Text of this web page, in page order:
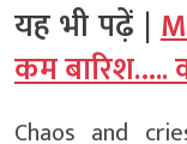
यह भी पढ़ें |
कम
Chaos and